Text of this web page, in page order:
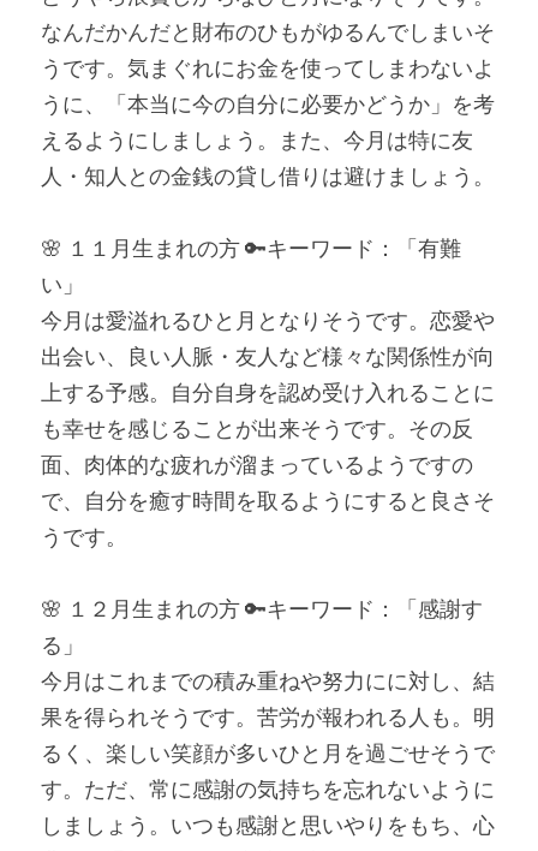
なんだかんだと財布のひもがゆるんでしまいそ
うです。気まぐれにお金を使ってしまわないよ
うに、「本当に今の自分に必要かどうか」を考
えるようにしましょう。また、今月は特に友
人・知人との金銭の貸し借りは避けましょう。
🌸 １１月生まれの方 🔑キーワード：「有難
い」
今月は愛溢れるひと月となりそうです。恋愛や
出会い、良い人脈・友人など様々な関係性が向
上する予感。自分自身を認め受け入れることに
も幸せを感じることが出来そうです。その反
面、肉体的な疲れが溜まっているようですの
で、自分を癒す時間を取るようにすると良さそ
うです。
🌸 １２月生まれの方 🔑キーワード：「感謝す
る」
今月はこれまでの積み重ねや努力にに対し、結
果を得られそうです。苦労が報われる人も。明
るく、楽しい笑顔が多いひと月を過ごせそうで
す。ただ、常に感謝の気持ちを忘れないように
しましょう。いつも感謝と思いやりをもち、心